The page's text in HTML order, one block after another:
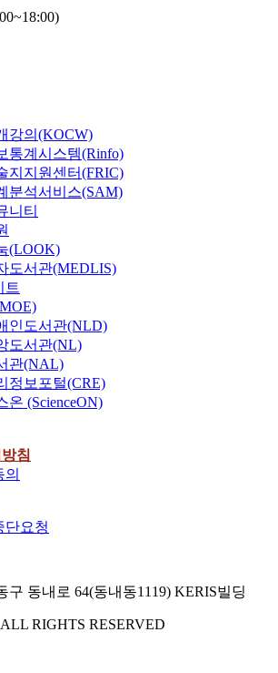
강의(KOCW)
통계시스템(Rinfo)
지지원센터(FRIC)
분석서비스(SAM)
니티
(LOOK)
도서관(MEDLIS)
트
인도서관(NLD)
도서관(NL)
관(NAL)
정보포털(CRE)
온 (ScienceON)
침
단요청
구 동내로 64(동내동1119) KERIS빌딩
RIGHTS RESERVED